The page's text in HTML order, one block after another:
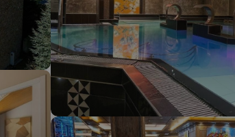
die Ihrer Suche entsprechen. Versuchen Sie,
verirrt. Sobald er seinen Kompass gefunden